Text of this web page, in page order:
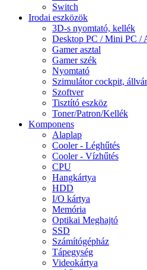
Switch
Irodai eszközök
3D-s nyomtató, kellék
Desktop PC / Mini PC /
Gamer asztal
Gamer szék
Nyomtató
Szimulátor cockpit,
Szoftver
Tisztító eszköz
Toner/Patron/Kellék
Komponens
Alaplap
Cooler - Léghűtés
Cooler - Vízhűtés
CPU
Hangkártya
HDD
I/O kártya
Memória
Optikai Meghajtó
SSD
Számítógépház
Tápegység
Videokártya